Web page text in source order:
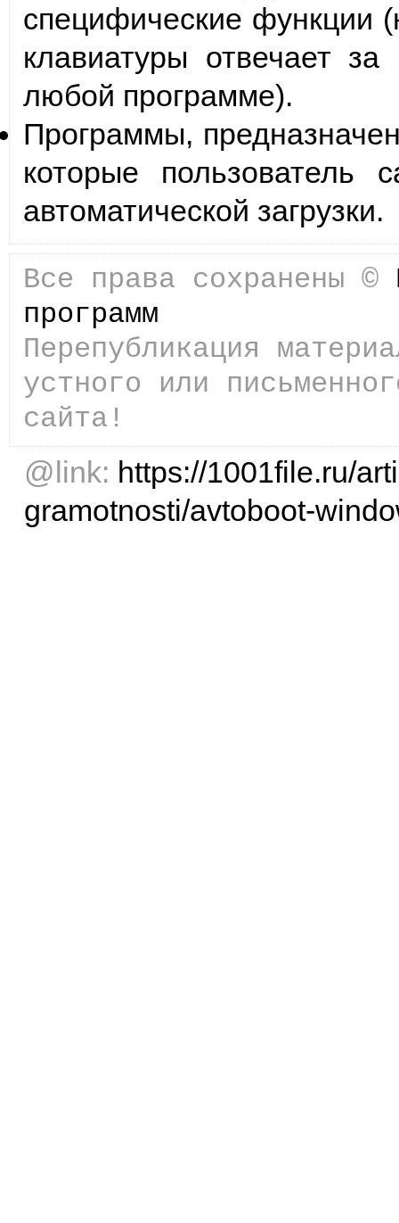
специфические функции
клавиатуры отвечает
любой программе).
Программы,
которые пользователь
автоматической загрузки.
Все права сохранены ©
программ
Перепубликация
устного или
сайта!
@link: https://1001file.ru/
gramotnosti/avtoboot-